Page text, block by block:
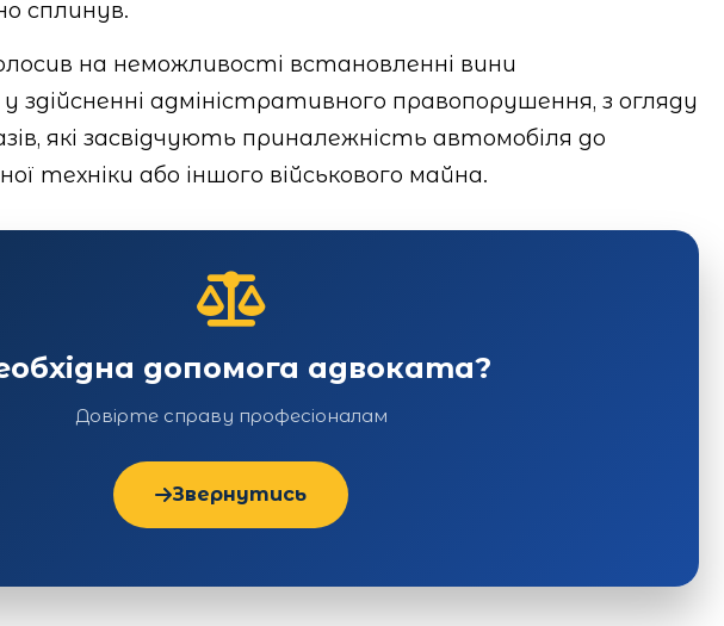
сплинув.
на неможливості встановленні вини
здійсненні адміністративного правопорушення, з огляду
які засвідчують приналежність автомобіля до
техніки або іншого військового майна.
допомога адвоката?
Довірте справу професіоналам
Звернутись